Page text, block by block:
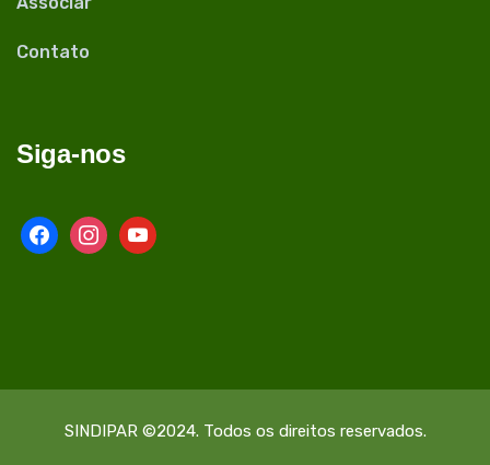
Contato
Siga-nos
facebookinstagram
youtube
SINDIPAR ©2024. Todos os direitos reservados.